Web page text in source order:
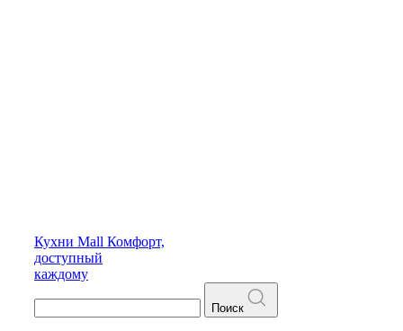
Кухни Mall Комфорт,
доступный
каждому
Поиск